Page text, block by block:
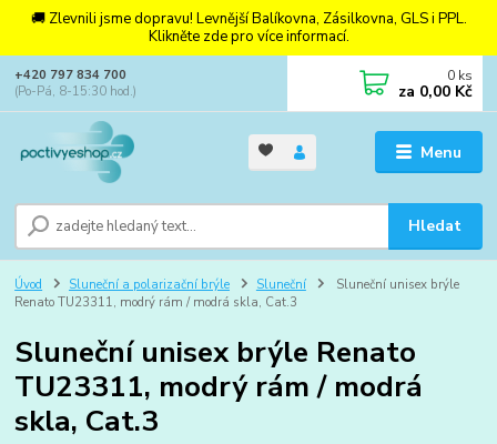
🚚 Zlevnili jsme dopravu! Levnější Balíkovna, Zásilkovna, GLS i PPL.
Klikněte zde pro více informací.
Menu
Hledat
+420 797 834 700
(Po-Pá, 8-15:30 hod.)
0 ks
za 0,00 Kč
Úvod Sluneční a polarizační brýle Sluneční
Sluneční unisex brýle
Renato TU23311, modrý rám / modrá skla, Cat.3
Sluneční unisex brýle Renato
TU23311, modrý rám / modrá
skla, Cat.3